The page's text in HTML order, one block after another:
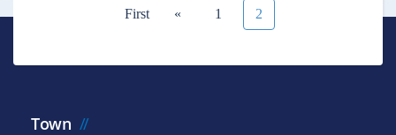
First « 1 2
Town